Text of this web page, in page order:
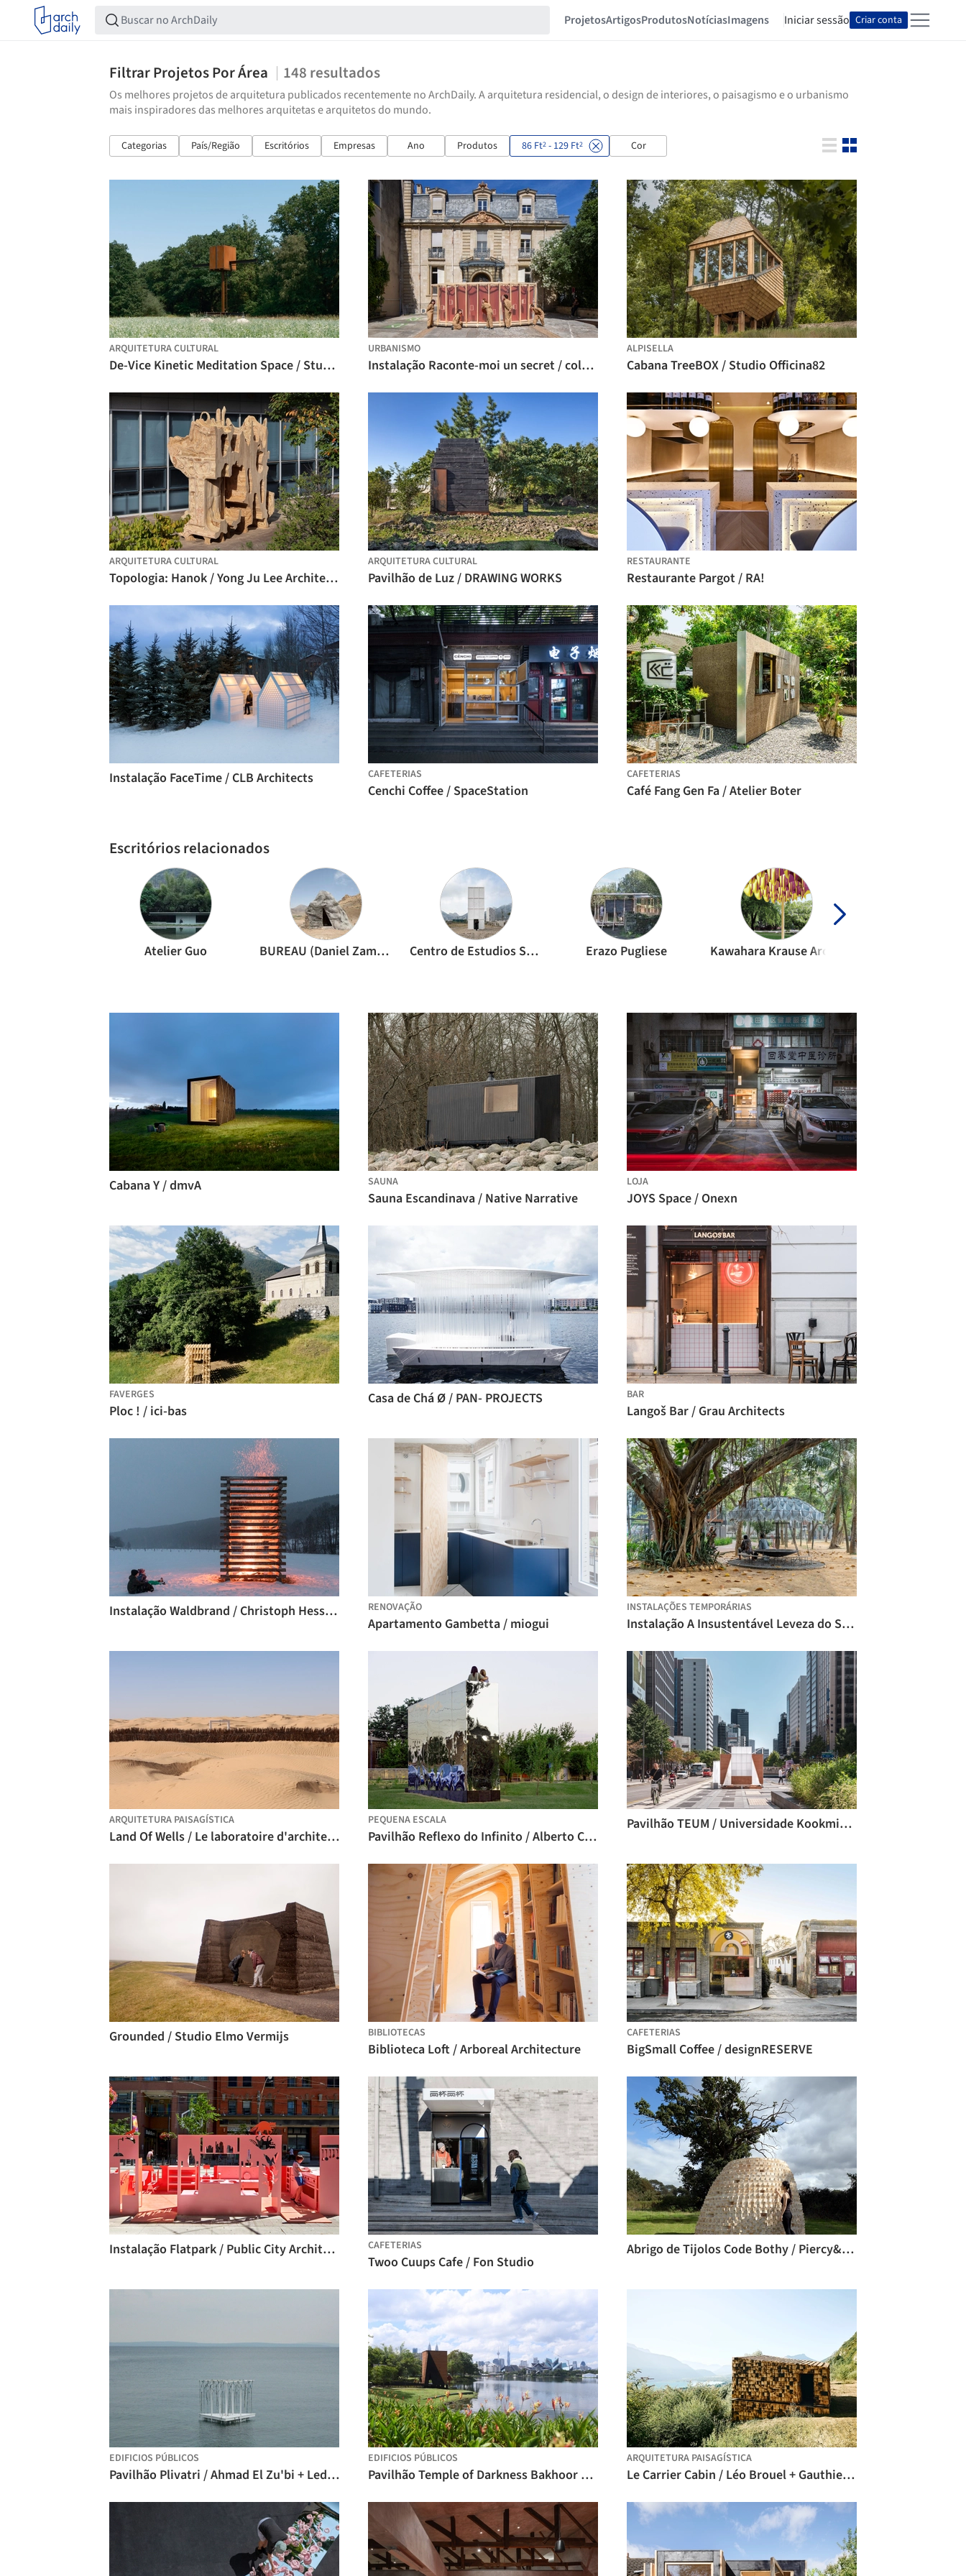
ProjetosArtigosProdutosNotíciasImagens Iniciar sessão Criar conta
Filtrar Projetos Por Área 148 resultados
Os melhores projetos de arquitetura publicados recentemente no ArchDaily. A arquitetura residencial, o design de interiores, o paisagismo e o urbanismo
mais inspiradores das melhores arquitetas e arquitetos do mundo.
Categorias País/Região Escritórios Empresas Ano Produtos 86 Ft2 - 129 Ft2 Cor
ARQUITETURA CULTURAL
De-Vice Kinetic Meditation Space / Studio Caspar Schols
URBANISMO
Instalação Raconte-moi un secret / coletivo 624
ALPISELLA
Cabana TreeBOX / Studio Officina82
ARQUITETURA CULTURAL
Topologia: Hanok / Yong Ju Lee Architecture
ARQUITETURA CULTURAL
Pavilhão de Luz / DRAWING WORKS
RESTAURANTE
Restaurante Pargot / RA!
Instalação FaceTime / CLB Architects CAFETERIAS
Cenchi Coffee / SpaceStation
CAFETERIAS
Café Fang Gen Fa / Atelier Boter
Escritórios relacionados
Atelier Guo BUREAU (Daniel Zamarbide, Carine Pimenta, Galliane Zamarbide) Centro de Estudios Superiores de Diseño de Monterrey, CEDIM Erazo Pugliese
Cabana Y / dmvA SAUNA
Sauna Escandinava / Native Narrative
LOJA
JOYS Space / Onexn
FAVERGES
Ploc ! / ici-bas
Casa de Chá Ø / PAN- PROJECTS BAR
Langoš Bar / Grau Architects
Instalação Waldbrand / Christoph Hesse Architects RENOVAÇÃO
Apartamento Gambetta / miogui
INSTALAÇÕES TEMPORÁRIAS
Instalação A Insustentável Leveza do Ser / Saiqa Iqbal Meghna e Suvro Sovon Chowdhury
ARQUITETURA PAISAGÍSTICA
Land Of Wells / Le laboratoire d'architecture + A4 Architecture + Bled El Abar Collective
PEQUENA ESCALA
Pavilhão Reflexo do Infinito / Alberto Collet + MEDS (Meetings of Design Students)
Pavilhão TEUM / Universidade Kookmin + one-aftr
Grounded / Studio Elmo Vermijs BIBLIOTECAS
Biblioteca Loft / Arboreal Architecture
CAFETERIAS
BigSmall Coffee / designRESERVE
Instalação Flatpark / Public City Architecture CAFETERIAS
Twoo Cuups Cafe / Fon Studio
Abrigo de Tijolos Code Bothy / Piercy&Company + Material Architecture Lab
EDIFICIOS PÚBLICOS
Pavilhão Plivatri / Ahmad El Zu'bi + Leda Demetriadou + Stefanie Zins + MEDS (Meetings of Design Students)
EDIFICIOS PÚBLICOS
Pavilhão Temple of Darkness Bakhoor Bakhoor / Bunga Design Atelier
ARQUITETURA PAISAGÍSTICA
Le Carrier Cabin / Léo Brouel + Gauthier Cammas + Hugo Rubio + Seddik Lemcherfi